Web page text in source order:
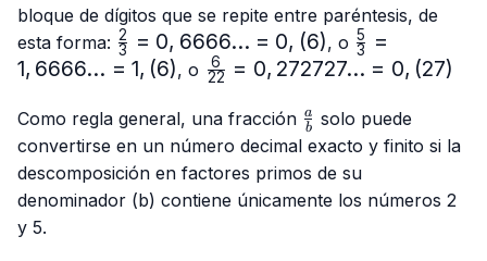
bloque de dígitos que se repite entre paréntesis, de
esta forma: \frac{2}
{3}=0,6666...
3
2 = 0, 6666... = 0, (6), o \frac{5}
{3}=
= 1,(6)
3
5
=
1, 6666... = 1, (6), o \frac{6}
= 0,(27)
22
6 = 0, 272727... = 0, (27)
Como regla general, una fracción \frac{a}
{b}
b
a
solo puede
convertirse en un número decimal exacto y finito si la
descomposición en factores primos de su
denominador (b) contiene únicamente los números 2
y 5.